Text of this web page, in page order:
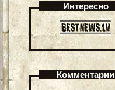
Интересно
Комментарии